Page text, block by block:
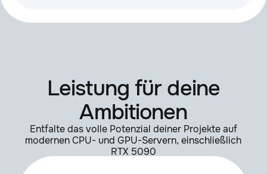
1.1
Loop Flow 1.3.1
Maxon Red Giant
Leistung für deine
Ambitionen
Entfalte das volle Potenzial deiner Projekte auf
modernen CPU- und GPU-Servern, einschließlich
RTX 5090